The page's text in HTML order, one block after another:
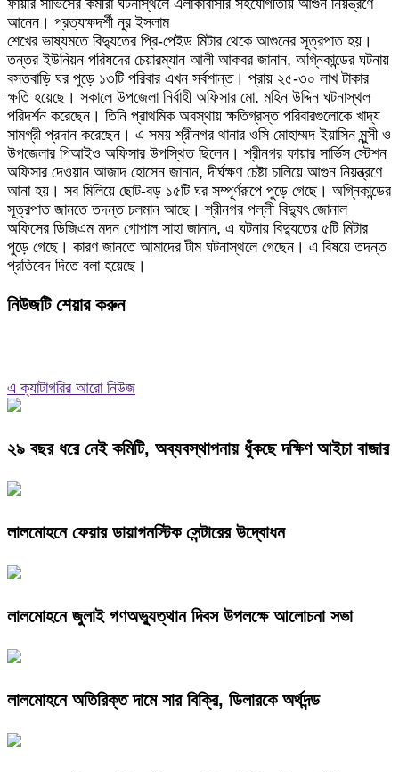
ফায়ার সার্ভিসের কর্মীরা ঘটনাস্থলে এলাকাবাসীর সহযোগীতায় আগুন নিয়ন্ত্রণে
আনেন। প্রত্যক্ষদর্শী নূর ইসলাম
শেখের ভাষ্যমতে বিদ্যুতের প্রি-পেইড মিটার থেকে আগুনের সূত্রপাত হয়।
তন্তর ইউনিয়ন পরিষদের চেয়ারম্যান আলী আকবর জানান, অগ্নিকান্ডের ঘটনায়
বসতবাড়ি ঘর পুড়ে ১৩টি পরিবার এখন সর্বশান্ত। প্রায় ২৫-৩০ লাখ টাকার
ক্ষতি হয়েছে। সকালে উপজেলা নির্বাহী অফিসার মো. মহিন উদ্দিন ঘটনাস্থল
পরিদর্শন করেছেন। তিনি প্রাথমিক অবস্থায় ক্ষতিগ্রস্ত পরিবারগুলোকে খাদ্য
সামগ্রী প্রদান করেছেন। এ সময় শ্রীনগর থানার ওসি মোহাম্মদ ইয়াসিন মুন্সী ও
উপজেলার পিআইও অফিসার উপস্থিত ছিলেন। শ্রীনগর ফায়ার সার্ভিস স্টেশন
অফিসার দেওয়ান আজাদ হোসেন জানান, দীর্ঘক্ষণ চেষ্টা চালিয়ে আগুন নিয়ন্ত্রণে
আনা হয়। সব মিলিয়ে ছোট-বড় ১৫টি ঘর সম্পূর্ণরূপে পুড়ে গেছে। অগ্নিকান্ডের
সূত্রপাত জানতে তদন্ত চলমান আছে। শ্রীনগর পল্লী বিদ্যুৎ জোনাল
অফিসের ডিজিএম মদন গোপাল সাহা জানান, এ ঘটনায় বিদ্যুতের ৫টি মিটার
পুড়ে গেছে। কারণ জানতে আমাদের টীম ঘটনাস্থলে গেছেন। এ বিষয়ে তদন্ত
প্রতিবেদ দিতে বলা হয়েছে।
নিউজটি শেয়ার করুন
এ ক্যাটাগরির আরো নিউজ
২৯ বছর ধরে নেই কমিটি, অব্যবস্থাপনায় ধুঁকছে দক্ষিণ আইচা বাজার
লালমোহনে ফেয়ার ডায়াগনস্টিক সেন্টারের উদ্বোধন
লালমোহনে জুলাই গণঅভ্যুত্থান দিবস উপলক্ষে আলোচনা সভা
লালমোহনে অতিরিক্ত দামে সার বিক্রি, ডিলারকে অর্থদন্ড